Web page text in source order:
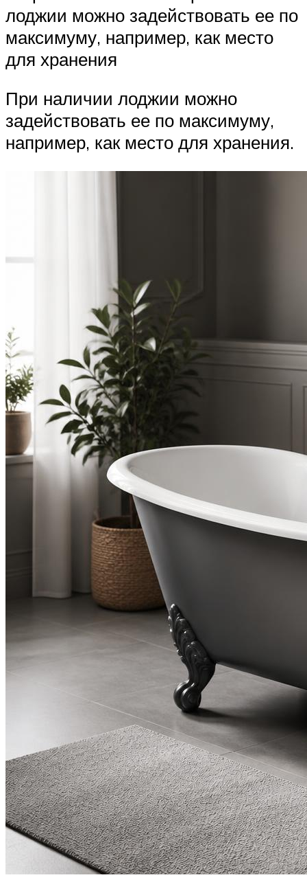
лоджии можно задействовать ее по
максимуму, например, как место
для хранения
При наличии лоджии можно
задействовать ее по максимуму,
например, как место для хранения.